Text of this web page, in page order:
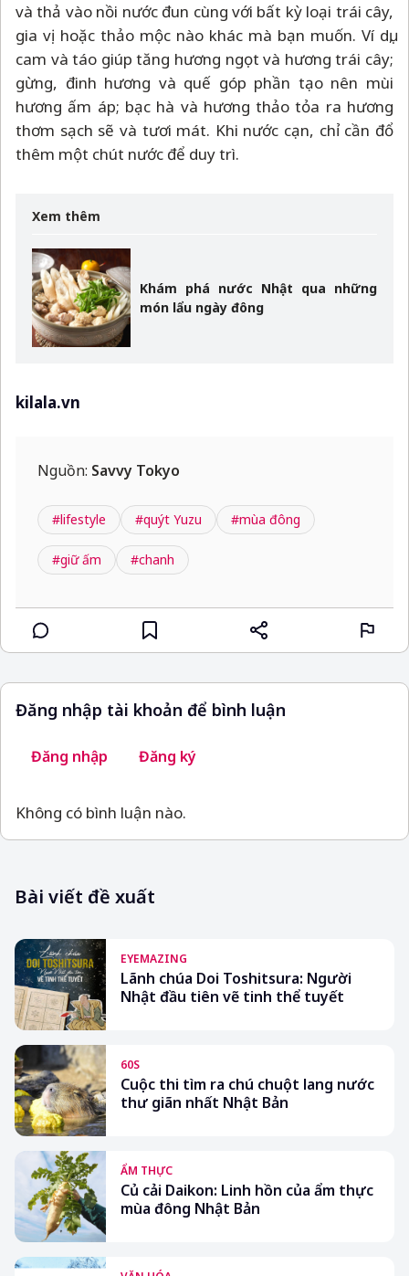
và thả vào nồi nước đun cùng với bất kỳ loại trái cây,
gia vị hoặc thảo mộc nào khác mà bạn muốn. Ví dụ,
cam và táo giúp tăng hương ngọt và hương trái cây;
gừng, đinh hương và quế góp phần tạo nên mùi
hương ấm áp; bạc hà và hương thảo tỏa ra hương
thơm sạch sẽ và tươi mát. Khi nước cạn, chỉ cần đổ
thêm một chút nước để duy trì.
Xem thêm
Khám phá nước Nhật qua những
món lẩu ngày đông
kilala.vn
Nguồn: Savvy Tokyo
#lifestyle #quýt Yuzu #mùa đông
#giữ ấm #chanh
Đăng nhập tài khoản để bình luận
Đăng nhập Đăng ký
Không có bình luận nào.
Bài viết đề xuất
EYEMAZING
Lãnh chúa Doi Toshitsura: Người
Nhật đầu tiên vẽ tinh thể tuyết
60S
Cuộc thi tìm ra chú chuột lang nước
thư giãn nhất Nhật Bản
ẨM THỰC
Củ cải Daikon: Linh hồn của ẩm thực
mùa đông Nhật Bản